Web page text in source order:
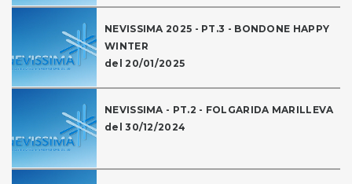
NEVISSIMA 2025 - PT.3 - BONDONE HAPPY
WINTER
del 20/01/2025
NEVISSIMA - PT.2 - FOLGARIDA MARILLEVA
del 30/12/2024